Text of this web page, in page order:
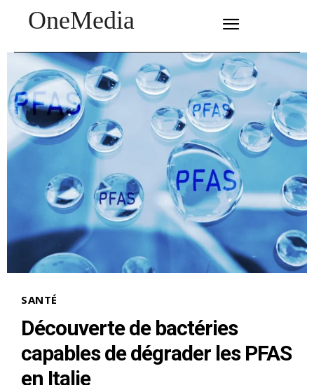
OneMedia
SANTÉ
Découverte de bactéries
capables de dégrader les PFAS
en Italie